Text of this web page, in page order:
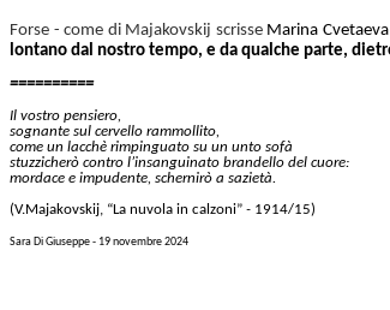
Forse - come di Majakovskij scrisse Marina
lontano dal nostro tempo, e da qualche parte,
==========
Il vostro pensiero,
sognante sul cervello rammollito,
come un lacchè rimpinguato su un unto sofà
stuzzicherò contro l’insanguinato brandello del cuore:
mordace e impudente, schernirò a sazietà.
(V.Majakovskij, “La nuvola in calzoni” - 1914/15)
Sara Di Giuseppe - 19 novembre 2024